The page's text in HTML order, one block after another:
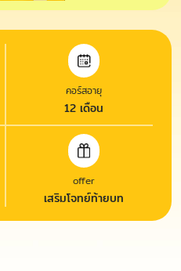
คอร์สอายุ
12 เดือน
offer
เสริมโจทย์ท้ายบท